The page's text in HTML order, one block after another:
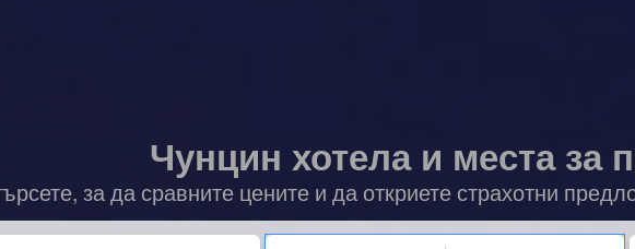
Чунцин хотела и места за
за да сравните цените и да откриете страхотни